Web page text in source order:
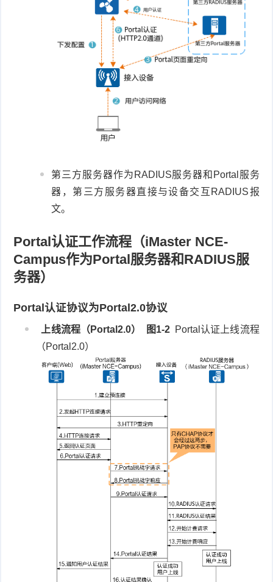
第三方服务器作为RADIUS服务器和Portal服务
器，第三方服务器直接与设备交互RADIUS报
文。
Portal认证工作流程（iMaster NCE-
Campus作为Portal服务器和RADIUS服
务器）
Portal认证协议为Portal2.0协议
上线流程（Portal2.0） 图1-2
Portal认证上线流程
（Portal2.0）